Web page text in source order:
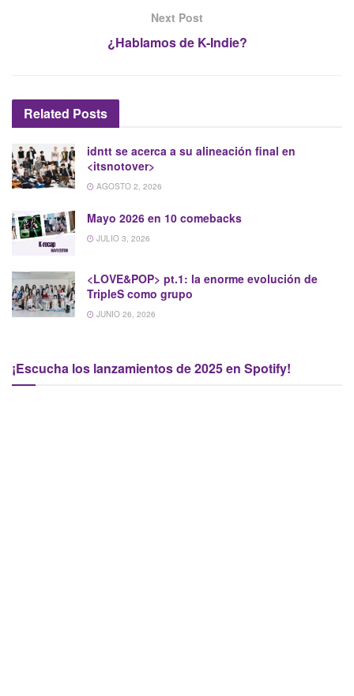
Next Post
¿Hablamos de K-Indie?
Related Posts
idntt se acerca a su alineación final en
<itsnotover>
AGOSTO 2, 2026
Mayo 2026 en 10 comebacks
JULIO 3, 2026
<LOVE&POP> pt.1: la enorme evolución de
TripleS como grupo
JUNIO 26, 2026
¡Escucha los lanzamientos de 2025 en Spotify!